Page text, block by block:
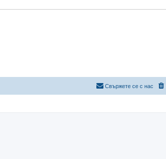
Свържете се с нас